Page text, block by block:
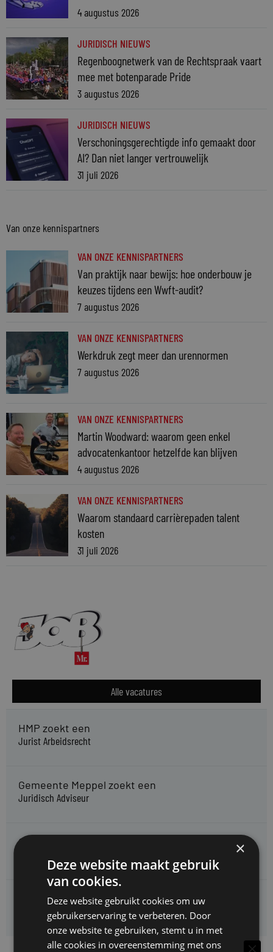
4 augustus 2026
JURIDISCH NIEUWS
Regenboognetwerk van de Rechtspraak vaart
mee met botenparade Pride
3 augustus 2026
JURIDISCH NIEUWS
Verschoningsgerechtigde info gemaakt door
AI? Dan niet langer vertrouwelijk
31 juli 2026
Van onze kennispartners
VAN ONZE KENNISPARTNERS
Van praktijk naar bewijs: hoe onderbouw je
keuzes tijdens een Wwft-audit?
7 augustus 2026
VAN ONZE KENNISPARTNERS
Werkdruk zegt meer dan urennormen
7 augustus 2026
VAN ONZE KENNISPARTNERS
Martin Woodward: waarom geen enkel
advocatenkantoor hetzelfde kan blijven
4 augustus 2026
VAN ONZE KENNISPARTNERS
Waarom standaard carrièrepaden talent
kosten
31 juli 2026
Alle vacatures
HMP zoekt een
Jurist Arbeidsrecht
Gemeente Meppel zoekt een
Juridisch Adviseur
CAOP zoekt een
Kifid zoekt een
Jurist- secretaris
×
Deze website maakt gebruik
van cookies.
Deze website gebruikt cookies om uw
gebruikerservaring te verbeteren. Door
onze website te gebruiken, stemt u in met
alle cookies in overeenstemming met ons